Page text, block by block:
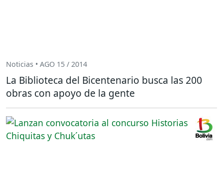
Noticias • AGO 15 / 2014
La Biblioteca del Bicentenario busca las 200
obras con apoyo de la gente